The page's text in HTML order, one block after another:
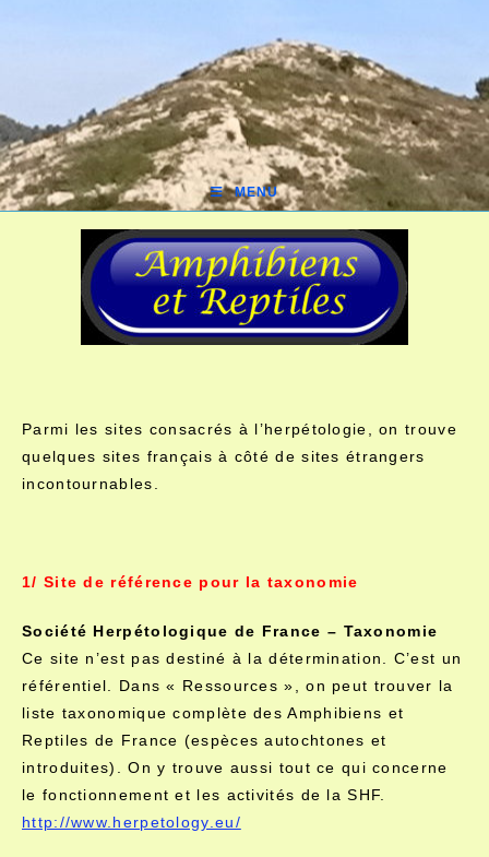
MENU
Parmi les sites consacrés à l’herpétologie, on trouve
quelques sites français à côté de sites étrangers
incontournables.
1/ Site de référence pour la taxonomie
Société Herpétologique de France – Taxonomie
Ce site n’est pas destiné à la détermination. C’est un
référentiel. Dans « Ressources », on peut trouver la
liste taxonomique complète des Amphibiens et
Reptiles de France (espèces autochtones et
introduites). On y trouve aussi tout ce qui concerne
le fonctionnement et les activités de la SHF.
http://www.herpetology.eu/